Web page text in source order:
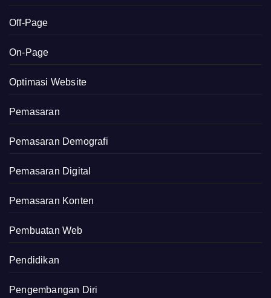
Off-Page
On-Page
Optimasi Website
Pemasaran
Pemasaran Demografi
Pemasaran Digital
Pemasaran Konten
Pembuatan Web
Pendidikan
Pengembangan Diri